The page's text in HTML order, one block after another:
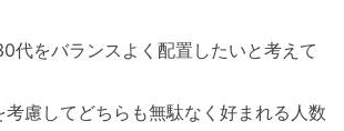
代をバランスよく配置したいと考えて
考慮してどちらも無駄なく好まれる人数